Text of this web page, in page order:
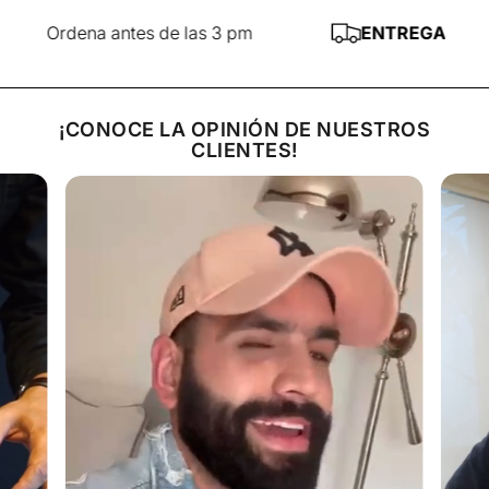
molida para hamburguesas. Doblamos el papel aluminio
más rápido (aprox. 3 minutos por lado). Cuando gire la
hamburguesa la primera vez ponga el queso de su
elección.
Al pan de hamburguesas le agregamos: mayonesa (a la
cual le podemos agregar un pepinillo en vinagre en
trozos pequeños o unas rajas, cortadas finitas), apenas
de mostaza y Ketchup.
Ponga la hamburguesa en el pan, ciérrelo, y éntrele con
singular alegría!!!
antes de las 3 pm ENTREGA AL DÍA
¡CONOCE LA OPINIÓN DE NUESTROS
CLIENTES!